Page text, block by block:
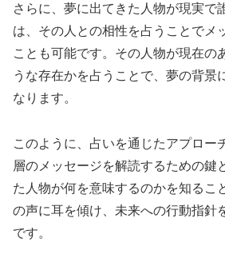
さらに、夢に出てきた人物が現実で
は、その人との相性を占うことでメ
ことも可能です。その人物が現在の
うな存在かを占うことで、夢の背景
なります。
このように、占いを通じたアプロー
層のメッセージを解読するための鍵
た人物が何を意味するのかを知るこ
の声に耳を傾け、未来への行動指針
です。